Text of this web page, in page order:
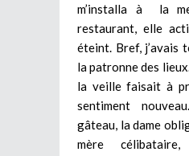
m’installa à la
restaurant, elle
éteint. Bref, j’avais
la patronne des
la veille faisait à
sentiment
gâteau, la dame
mère